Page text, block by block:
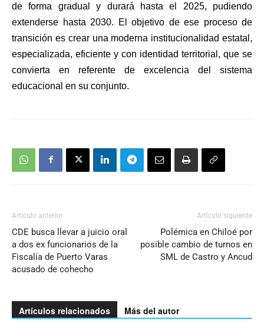
de forma gradual y durará hasta el 2025, pudiendo
extenderse hasta 2030. El objetivo de ese proceso de
transición es crear una moderna institucionalidad estatal,
especializada, eficiente y con identidad territorial, que se
convierta en referente de excelencia del sistema
educacional en su conjunto.
Artículo anterior
CDE busca llevar a juicio oral
a dos ex funcionarios de la
Fiscalía de Puerto Varas
acusado de cohecho
Artículo siguiente
Polémica en Chiloé por
posible cambio de turnos en
SML de Castro y Ancud
Artículos relacionados Más del autor